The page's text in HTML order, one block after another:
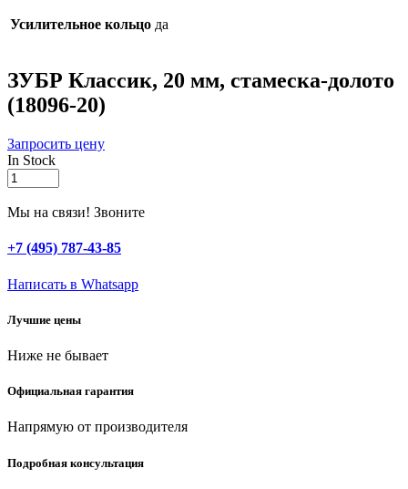
Усилительное кольцо да
ЗУБР Классик, 20 мм, стамеска-долото
(18096-20)
Запросить цену
In Stock
ЗУБР
Классик,
20
стамеска-
долото
20)
Мы на связи! Звоните
+7 (495) 787-43-85
Написать в Whatsapp
Лучшие цены
Ниже не бывает
Официальная гарантия
Напрямую от производителя
Подробная консультация